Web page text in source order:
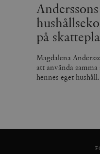
Anderssons
på
Magdalena
att använda
hennes eget hushåll.